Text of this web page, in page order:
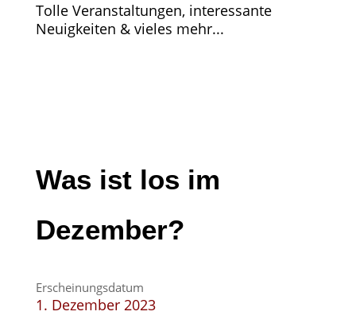
Tolle Veranstaltungen, interessante
Neuigkeiten & vieles mehr...
Was ist los im
Dezember?
Erscheinungsdatum
1. Dezember 2023